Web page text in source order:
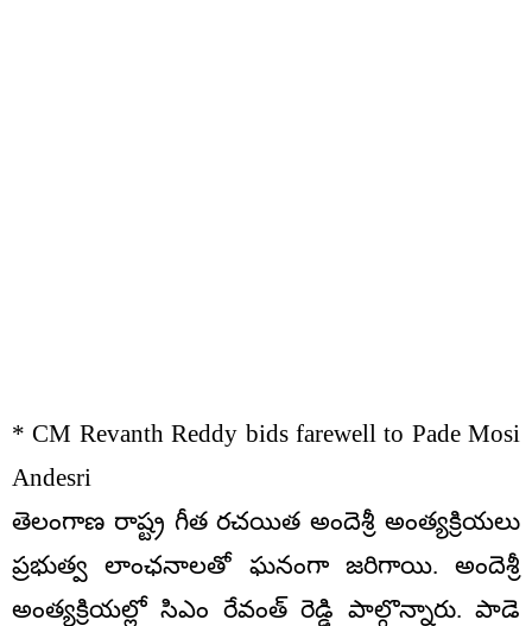
* CM Revanth Reddy bids farewell to Pade Mosi
Andesri
తెలంగాణ రాష్ట్ర గీత రచయిత అందెశ్రీ అంత్యక్రియలు
ప్రభుత్వ లాంఛనాలతో ఘనంగా జరిగాయి. అందెశ్రీ
అంత్యక్రియల్లో సిఎం రేవంత్ రెడ్డి పాల్గొన్నారు. పాడె